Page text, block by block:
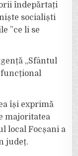
îndepărtați
socialiști
”ce li se
„Sfântul
funcțional
își exprimă
majoritatea
local Focșani a
județ.